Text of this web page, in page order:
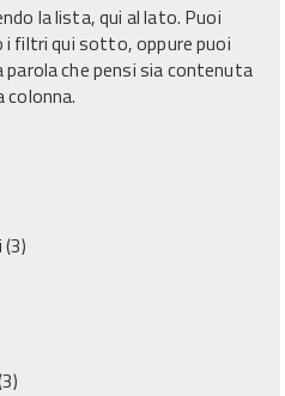
la lista, qui al lato. Puoi
i filtri qui sotto, oppure puoi
parola che pensi sia contenuta
colonna.
(3)